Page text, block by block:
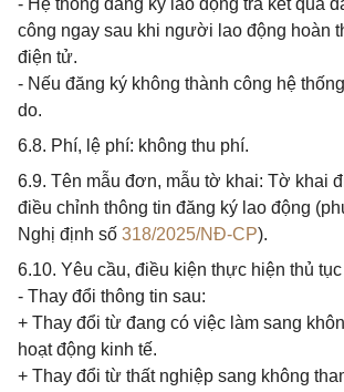
- Hệ thống đăng ký lao động trả kết quả
công ngay sau khi người lao động hoàn
điện tử.
- Nếu đăng ký không thành công hệ
do.
6.8. Phí, lệ phí: không thu phí.
6.9. Tên mẫu đơn, mẫu tờ khai: Tờ khai
điều chỉnh thông tin đăng ký lao động
Nghị định số 318/2025/NĐ-CP).
6.10. Yêu cầu, điều kiện thực hiện thủ
- Thay đổi thông tin sau:
+ Thay đổi từ đang có việc làm sang
hoạt động kinh tế.
+ Thay đổi từ thất nghiệp sang không